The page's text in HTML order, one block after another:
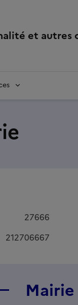
et
27666
212706667
Mairie